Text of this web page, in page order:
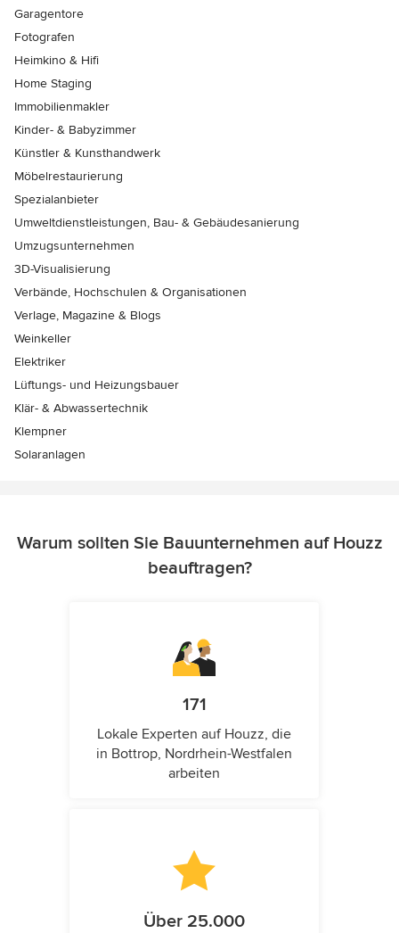
Garagentore
Fotografen
Heimkino & Hifi
Home Staging
Immobilienmakler
Kinder- & Babyzimmer
Künstler & Kunsthandwerk
Möbelrestaurierung
Spezialanbieter
Umweltdienstleistungen, Bau- & Gebäudesanierung
Umzugsunternehmen
3D-Visualisierung
Verbände, Hochschulen & Organisationen
Verlage, Magazine & Blogs
Weinkeller
Elektriker
Lüftungs- und Heizungsbauer
Klär- & Abwassertechnik
Klempner
Solaranlagen
Warum sollten Sie Bauunternehmen auf Houzz
beauftragen?
171
Lokale Experten auf Houzz, die
in Bottrop, Nordrhein-Westfalen
arbeiten
Über 25.000